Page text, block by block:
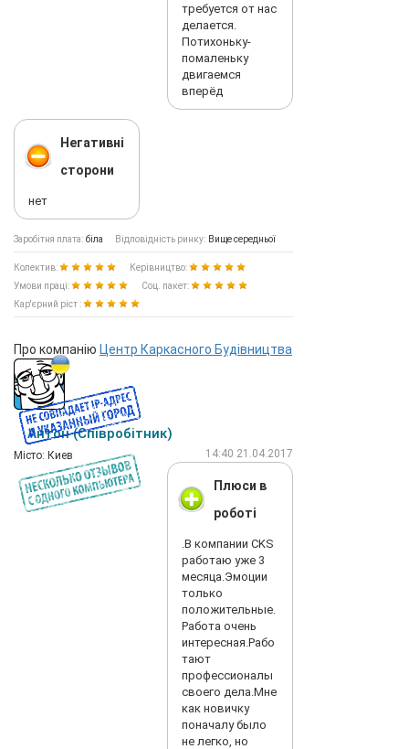
требуется от нас
делается.
Потихоньку-
помаленьку
двигаемся
вперёд
Негативні
сторони
нет
Заробітня плата: біла Відповідність ринку: Вище середньої
Колектив:
Керівництво:
Умови праці:
Соц. пакет:
Кар'єрний ріст :
Про компанію Центр Каркасного Будівництва
Антон (Співробітник)
Мiсто: Киев 14:40 21.04.2017
Плюси в
роботі
.В компании CKS
работаю уже 3
месяца.Эмоции
только
положительные.
Работа очень
интересная.Рабо
тают
профессионалы
своего дела.Мне
как новичку
поначалу было
не легко, но